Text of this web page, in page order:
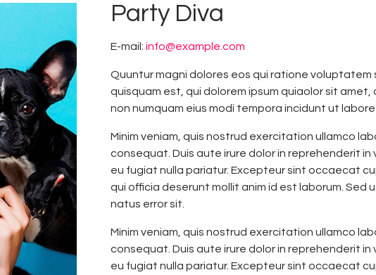
Party Diva
E-mail: info@example.com
Quuntur magni dolores eos qui ratione voluptatem
quisquam est, qui dolorem ipsum quiaolor sit
non numquam eius modi tempora incidunt ut
Minim veniam, quis nostrud exercitation ullamco
consequat. Duis aute irure dolor in reprehenderit
eu fugiat nulla pariatur. Excepteur sint occaecat
qui officia deserunt mollit anim id est laborum. Sed
natus error sit.
Minim veniam, quis nostrud exercitation ullamco
consequat. Duis aute irure dolor in reprehenderit
eu fugiat nulla pariatur. Excepteur sint occaecat